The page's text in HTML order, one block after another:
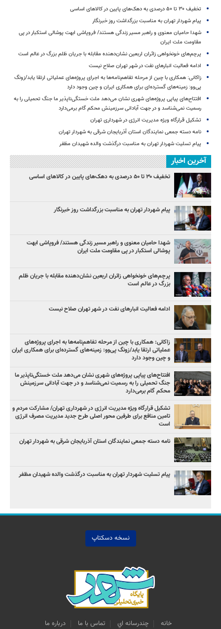
تخفیف ۳۰ تا ۵۰ درصدی به دهک‌های پایین در کالاهای اساسی
پیام شهردار تهران به مناسبت بزرگداشت روز خبرنگار
شهدا حامیان معنوی و راهبر مسیر زندگی هستند/ فروپاشی ابهت پوشالی استکبار در پی
مقاومت ملت ایران
پرچم‌های خونخواهی زائران اربعین نشان‌دهنده مقابله با جریان ظلم بزرگ در عالم است
ادامه فعالیت انبارهای نفت در شهر تهران صلاح نیست
زاکانی: همکاری با چین از مرحله تفاهم‌نامه‌ها به اجرای پروژه‌های عملیاتی ارتقا یابد/زونگ
پی‌وو: زمینه‌های گسترده‌ای برای همکاری ایران و چین وجود دارد
افتتاح‌های پیاپی پروژه‌های شهری نشان می‌دهد ملت خستگی‌ناپذیر ما جنگ تحمیلی را به
رسمیت نمی‌شناسد و در جهت آبادانی سرزمینش محکم گام برمی‌دارد
تشکیل قرارگاه ویژه مدیریت انرژی در شهرداری تهران
نامه دسته جمعی نمایندگان استان آذربایجان شرقی به شهردار تهران
پیام تسلیت شهردار تهران به مناسبت درگذشت والده شهیدان مظفر
آخرین اخبار
تخفیف ۳۰ تا ۵۰ درصدی به دهک‌های پایین در کالاهای اساسی
پیام شهردار تهران به مناسبت بزرگداشت روز خبرنگار
شهدا حامیان معنوی و راهبر مسیر زندگی هستند/ فروپاشی ابهت
پوشالی استکبار در پی مقاومت ملت ایران
پرچم‌های خونخواهی زائران اربعین نشان‌دهنده مقابله با جریان ظلم
بزرگ در عالم است
ادامه فعالیت انبارهای نفت در شهر تهران صلاح نیست
زاکانی: همکاری با چین از مرحله تفاهم‌نامه‌ها به اجرای پروژه‌های
عملیاتی ارتقا یابد/زونگ پی‌وو: زمینه‌های گسترده‌ای برای همکاری ایران
و چین وجود دارد
افتتاح‌های پیاپی پروژه‌های شهری نشان می‌دهد ملت خستگی‌ناپذیر ما
جنگ تحمیلی را به رسمیت نمی‌شناسد و در جهت آبادانی سرزمینش
محکم گام برمی‌دارد
تشکیل قرارگاه ویژه مدیریت انرژی در شهرداری تهران/ مشارکت مردم و
تامین منافع برای طرفین محور اصلی طرح جدید مدیریت مصرف انرژی
است
نامه دسته جمعی نمایندگان استان آذربایجان شرقی به شهردار تهران
پیام تسلیت شهردار تهران به مناسبت درگذشت والده شهیدان مظفر
نسخه دسکتاپ
خانه چندرسانه اي تماس با ما درباره ما